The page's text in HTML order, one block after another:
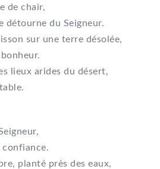
de chair,
détourne du Seigneur.
sur une terre désolée,
lieux arides du désert,
confiance.
planté près des eaux,